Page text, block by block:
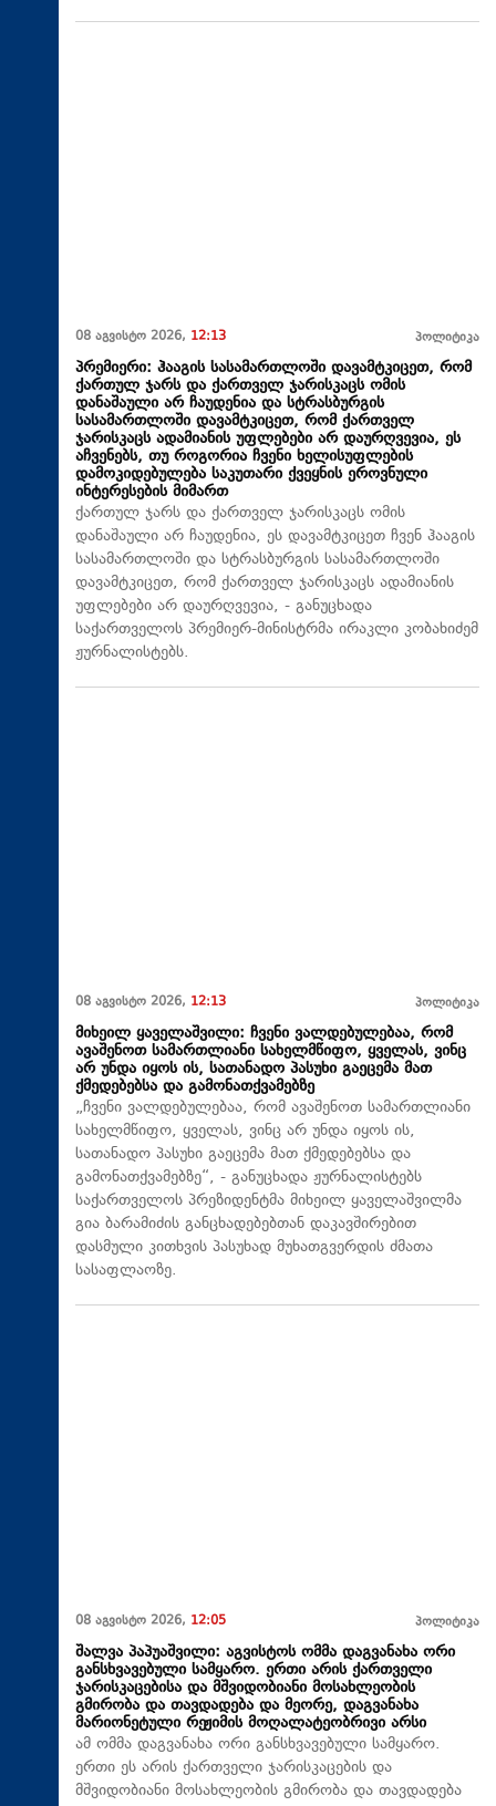
08 აგვისტო 2026, 12:13 პოლიტიკა
პრემიერი: ჰააგის სასამართლოში დავამტკიცეთ, რომ
ქართულ ჯარს და ქართველ ჯარისკაცს ომის
დანაშაული არ ჩაუდენია და სტრასბურგის
სასამართლოში დავამტკიცეთ, რომ ქართველ
ჯარისკაცს ადამიანის უფლებები არ დაურღვევია, ეს
აჩვენებს, თუ როგორია ჩვენი ხელისუფლების
დამოკიდებულება საკუთარი ქვეყნის ეროვნული
ინტერესების მიმართ
ქართულ ჯარს და ქართველ ჯარისკაცს ომის
დანაშაული არ ჩაუდენია, ეს დავამტკიცეთ ჩვენ ჰააგის
სასამართლოში და სტრასბურგის სასამართლოში
დავამტკიცეთ, რომ ქართველ ჯარისკაცს ადამიანის
უფლებები არ დაურღვევია, - განუცხადა
საქართველოს პრემიერ-მინისტრმა ირაკლი კობახიძემ
ჟურნალისტებს.
08 აგვისტო 2026, 12:13 პოლიტიკა
მიხეილ ყაველაშვილი: ჩვენი ვალდებულებაა, რომ
ავაშენოთ სამართლიანი სახელმწიფო, ყველას, ვინც
არ უნდა იყოს ის, სათანადო პასუხი გაეცემა მათ
ქმედებებსა და გამონათქვამებზე
„ჩვენი ვალდებულებაა, რომ ავაშენოთ სამართლიანი
სახელმწიფო, ყველას, ვინც არ უნდა იყოს ის,
სათანადო პასუხი გაეცემა მათ ქმედებებსა და
გამონათქვამებზე“, - განუცხადა ჟურნალისტებს
საქართველოს პრეზიდენტმა მიხეილ ყაველაშვილმა
გია ბარამიძის განცხადებებთან დაკავშირებით
დასმული კითხვის პასუხად მუხათგვერდის ძმათა
სასაფლაოზე.
08 აგვისტო 2026, 12:05 პოლიტიკა
შალვა პაპუაშვილი: აგვისტოს ომმა დაგვანახა ორი
განსხვავებული სამყარო. ერთი არის ქართველი
ჯარისკაცებისა და მშვიდობიანი მოსახლეობის
გმირობა და თავდადება და მეორე, დაგვანახა
მარიონეტული რეჟიმის მოღალატეობრივი არსი
ამ ომმა დაგვანახა ორი განსხვავებული სამყარო.
ერთი ეს არის ქართველი ჯარისკაცების და
მშვიდობიანი მოსახლეობის გმირობა და თავდადება